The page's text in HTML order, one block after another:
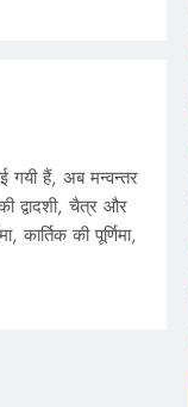
गयी हैं, अब मन्वन्तर
द्वादशी, चैत्र और
कार्तिक की पूर्णिमा,